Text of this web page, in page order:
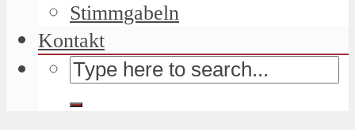
Stimmgabeln
Kontakt